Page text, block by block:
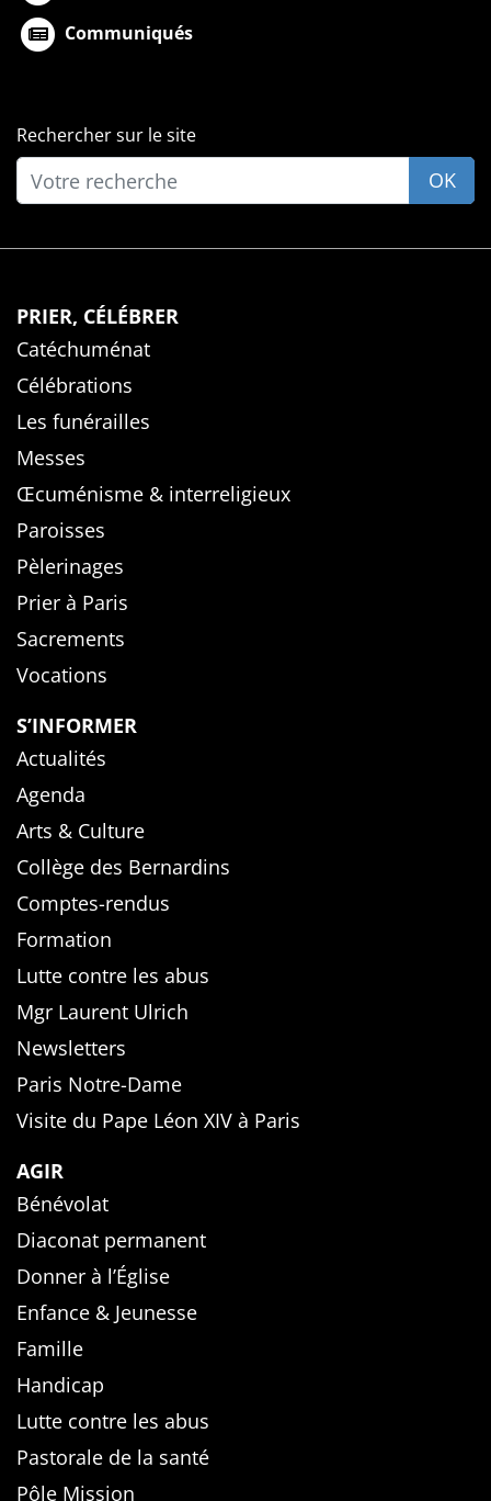
Communiqués
Rechercher sur le site
OK
PRIER, CÉLÉBRER
Catéchuménat
Célébrations
Les funérailles
Messes
Œcuménisme & interreligieux
Paroisses
Pèlerinages
Prier à Paris
Sacrements
Vocations
S’INFORMER
Actualités
Agenda
Arts & Culture
Collège des Bernardins
Comptes-rendus
Formation
Lutte contre les abus
Mgr Laurent Ulrich
Newsletters
Paris Notre-Dame
Visite du Pape Léon XIV à Paris
AGIR
Bénévolat
Diaconat permanent
Donner à l’Église
Enfance & Jeunesse
Famille
Handicap
Lutte contre les abus
Pastorale de la santé
Pôle Mission